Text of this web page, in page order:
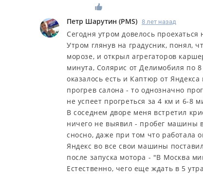
Петр Шарутин (PMS) 8 лет назад
Сегодня утром довелось
Утром глянув на градусник, понял,
морозе, и открыл агрегаторов
минута, Солярис от Делимобиля по
оказалось есть и Каптюр от
прогрев салона - то однозначно
не успеет прогреться за 4 км и 6-8
В соседнем дворе меня встретил
ничего не выявил - пробег машины
сносно, даже при том что работала
Яндекс во все свои машины
после запуска мотора - "В Москва
Естественно, чего еще ждать в 5